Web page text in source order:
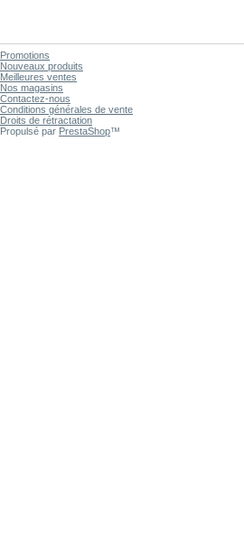
Promotions
Nouveaux produits
Meilleures ventes
Nos magasins
Contactez-nous
Conditions générales de vente
Droits de rétractation
Propulsé par PrestaShop™